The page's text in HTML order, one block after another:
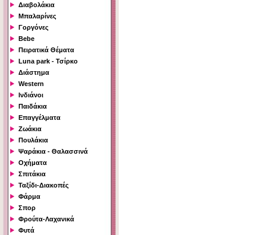
Διαβολάκια
Μπαλαρίνες
Γοργόνες
Bebe
Πειρατικά Θέματα
Luna park - Τσίρκο
Διάστημα
Western
Ινδιάνοι
Παιδάκια
Επαγγέλματα
Ζωάκια
Πουλάκια
Ψαράκια - Θαλασσινά
Οχήματα
Σπιτάκια
Ταξίδι-Διακοπές
Φάρμα
Σπορ
Φρούτα-Λαχανικά
Φυτά